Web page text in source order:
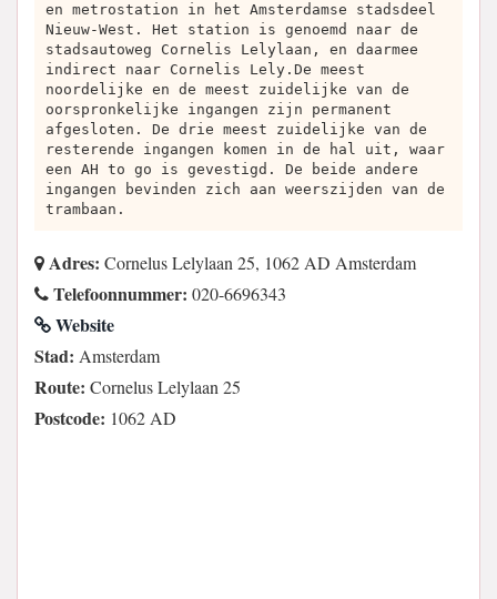
en metrostation in het Amsterdamse stadsdeel
Nieuw-West. Het station is genoemd naar de
stadsautoweg Cornelis Lelylaan, en daarmee
indirect naar Cornelis Lely.De meest
noordelijke en de meest zuidelijke van de
oorspronkelijke ingangen zijn permanent
afgesloten. De drie meest zuidelijke van de
resterende ingangen komen in de hal uit, waar
een AH to go is gevestigd. De beide andere
ingangen bevinden zich aan weerszijden van de
trambaan.
Adres: Cornelus Lelylaan 25, 1062 AD Amsterdam
Telefoonnummer: 020-6696343
Website
Stad: Amsterdam
Route: Cornelus Lelylaan 25
Postcode: 1062 AD